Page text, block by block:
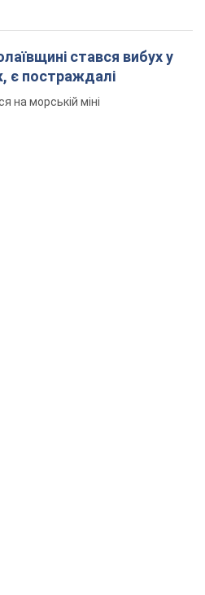
стався вибух у
є постраждалі
на морській міні